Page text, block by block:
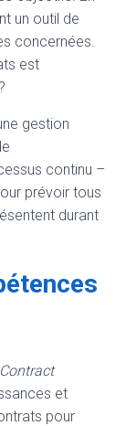
un outil de
concernées.
est
gestion
continu –
prévoir tous
durant
Contract
et
pour